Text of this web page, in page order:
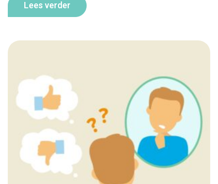
Lees verder